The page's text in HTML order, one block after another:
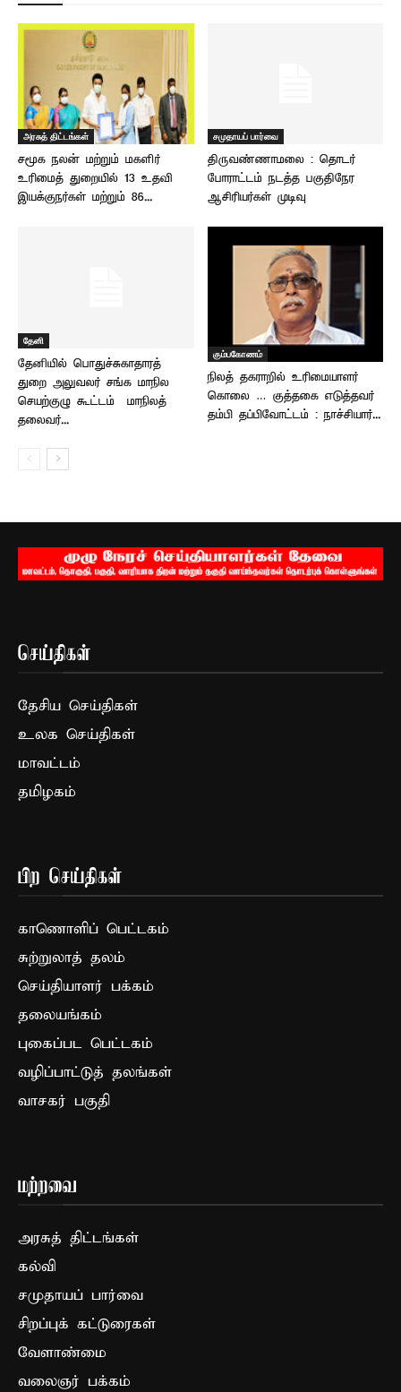
அரசுத் திட்டங்கள்
சமூக நலன் மற்றும் மகளிர்
உரிமைத் துறையில் 13 உதவி
இயக்குநர்கள் மற்றும் 86...
சமுதாயப் பார்வை
திருவண்ணாமலை : தொடர்
போராட்டம் நடத்த பகுதிநேர
ஆசிரியர்கள் முடிவு
தேனி
தேனியில் பொதுச்சுகாதாரத்
துறை அலுவலர் சங்க மாநில
செயற்குழு கூட்டம் – மாநிலத்
தலைவர்...
கும்பகோணம்
நிலத் தகராறில் உரிமையாளர்
கொலை … குத்தகை எடுத்தவர்
தம்பி தப்பிவோட்டம் : நாச்சியார்...
செய்திகள்
தேசிய செய்திகள்
உலக செய்திகள்
மாவட்டம்
தமிழகம்
பிற செய்திகள்
காணொளிப் பெட்டகம்
சுற்றுலாத் தலம்
செய்தியாளர் பக்கம்
தலையங்கம்
புகைப்பட பெட்டகம்
வழிப்பாட்டுத் தலங்கள்
வாசகர் பகுதி
மற்றவை
அரசுத் திட்டங்கள்
கல்வி
சமுதாயப் பார்வை
சிறப்புக் கட்டுரைகள்
வேளாண்மை
வலைஞர் பக்கம்